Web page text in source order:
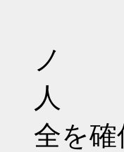
全を